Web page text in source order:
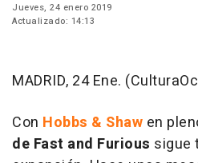
Jueves, 24 enero 2019
Actualizado: 14:13
MADRID, 24 Ene.
Con Hobbs & Shaw en
de Fast and Furious sigue